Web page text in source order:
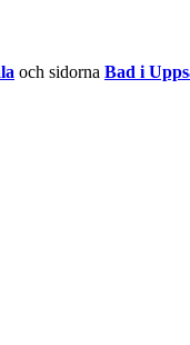
och sidorna Bad i